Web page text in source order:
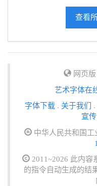
查看
网页
艺术字体在
字体下载. 关于我们 .
宣
中华人民共和国工
2011~2026 此内容
的指令自动生成的结